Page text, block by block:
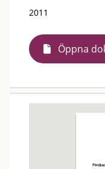
2011
Öppna